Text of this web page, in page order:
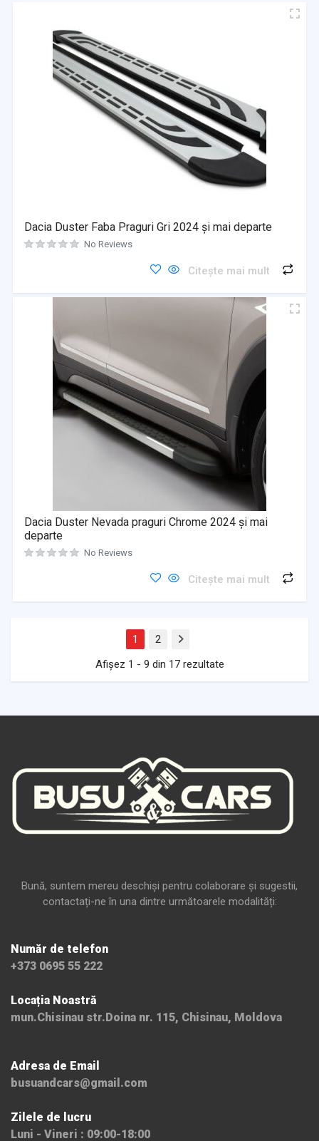
Dacia Duster Faba Praguri Gri 2024 și mai departe
No Reviews
Citește mai mult
Dacia Duster Nevada praguri Chrome 2024 și mai
departe
No Reviews
Citește mai mult
1 2
Next
Afișez 1 - 9 din 17 rezultate
Bună, suntem mereu deschiși pentru colaborare și sugestii,
contactați-ne în una dintre următoarele modalități:
Număr de telefon
+373 0695 55 222
Locația Noastră
mun.Chisinau str.Doina nr. 115, Chisinau, Moldova
Adresa de Email
busuandcars@gmail.com
Zilele de lucru
Luni - Vineri : 09:00-18:00